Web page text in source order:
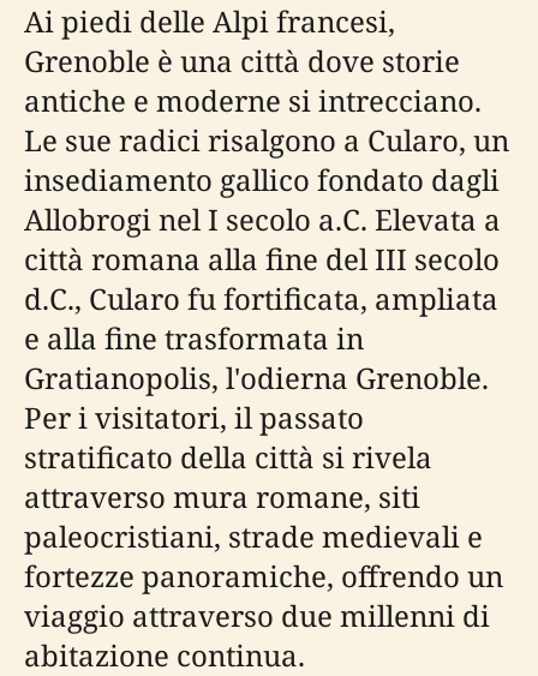
Ai piedi delle Alpi francesi,
Grenoble è una città dove storie
antiche e moderne si intrecciano.
Le sue radici risalgono a Cularo, un
insediamento gallico fondato dagli
Allobrogi nel I secolo a.C. Elevata a
città romana alla fine del III secolo
d.C., Cularo fu fortificata, ampliata
e alla fine trasformata in
Gratianopolis, l'odierna Grenoble.
Per i visitatori, il passato
stratificato della città si rivela
attraverso mura romane, siti
paleocristiani, strade medievali e
fortezze panoramiche, offrendo un
viaggio attraverso due millenni di
abitazione continua.